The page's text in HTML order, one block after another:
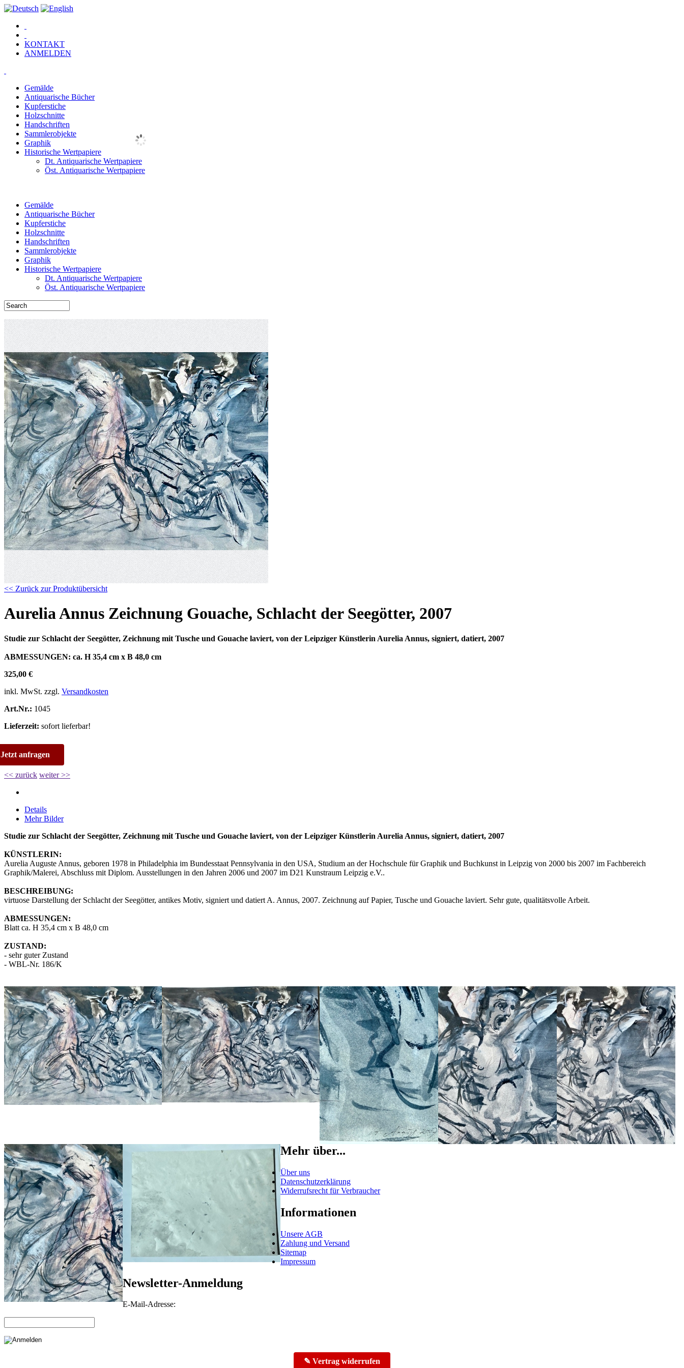
KONTAKT
ANMELDEN
Gemälde
Antiquarische Bücher
Kupferstiche
Holzschnitte
Handschriften
Sammlerobjekte
Graphik
Historische Wertpapiere
Dt. Antiquarische Wertpapiere
Öst. Antiquarische Wertpapiere
Gemälde
Antiquarische Bücher
Kupferstiche
Holzschnitte
Handschriften
Sammlerobjekte
Graphik
Historische Wertpapiere
Dt. Antiquarische Wertpapiere
Öst. Antiquarische Wertpapiere
<< Zurück zur Produktübersicht
Aurelia Annus Zeichnung Gouache, Schlacht der Seegötter, 2007
Studie zur Schlacht der Seegötter, Zeichnung mit Tusche und Gouache laviert, von der Leipziger Künstlerin Aurelia Annus, signiert, datiert, 2007
ABMESSUNGEN: ca. H 35,4 cm x B 48,0 cm
325,00 €
inkl. MwSt. zzgl. Versandkosten
Art.Nr.: 1045
Lieferzeit: sofort lieferbar!
Jetzt anfragen
<< zurück weiter >>
Details
Mehr Bilder
Studie zur Schlacht der Seegötter, Zeichnung mit Tusche und Gouache laviert, von der Leipziger Künstlerin Aurelia Annus, signiert, datiert, 2007
KÜNSTLERIN:
Aurelia Auguste Annus, geboren 1978 in Philadelphia im Bundesstaat Pennsylvania in den USA, Studium an der Hochschule für Graphik und Buchkunst in Leipzig von 2000 bis 2007 im Fachbereich
Graphik/Malerei, Abschluss mit Diplom. Ausstellungen in den Jahren 2006 und 2007 im D21 Kunstraum Leipzig e.V..
BESCHREIBUNG:
virtuose Darstellung der Schlacht der Seegötter, antikes Motiv, signiert und datiert A. Annus, 2007. Zeichnung auf Papier, Tusche und Gouache laviert. Sehr gute, qualitätsvolle Arbeit.
ABMESSUNGEN:
Blatt ca. H 35,4 cm x B 48,0 cm
ZUSTAND:
- sehr guter Zustand
- WBL-Nr. 186/K
Mehr über...
Über uns
Datenschutzerklärung
Widerrufsrecht für Verbraucher
Informationen
Unsere AGB
Zahlung und Versand
Sitemap
Impressum
Newsletter-Anmeldung
E-Mail-Adresse:
✎ Vertrag widerrufen